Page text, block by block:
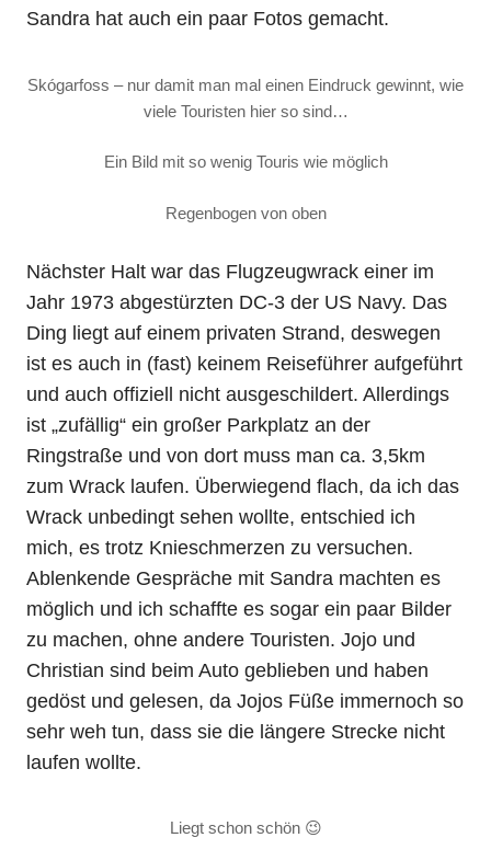
Sandra hat auch ein paar Fotos gemacht.
Skógarfoss – nur damit man mal einen Eindruck gewinnt, wie
viele Touristen hier so sind…
Ein Bild mit so wenig Touris wie möglich
Regenbogen von oben
Nächster Halt war das Flugzeugwrack einer im
Jahr 1973 abgestürzten DC-3 der US Navy. Das
Ding liegt auf einem privaten Strand, deswegen
ist es auch in (fast) keinem Reiseführer aufgeführt
und auch offiziell nicht ausgeschildert. Allerdings
ist „zufällig“ ein großer Parkplatz an der
Ringstraße und von dort muss man ca. 3,5km
zum Wrack laufen. Überwiegend flach, da ich das
Wrack unbedingt sehen wollte, entschied ich
mich, es trotz Knieschmerzen zu versuchen.
Ablenkende Gespräche mit Sandra machten es
möglich und ich schaffte es sogar ein paar Bilder
zu machen, ohne andere Touristen. Jojo und
Christian sind beim Auto geblieben und haben
gedöst und gelesen, da Jojos Füße immernoch so
sehr weh tun, dass sie die längere Strecke nicht
laufen wollte.
Liegt schon schön 😉